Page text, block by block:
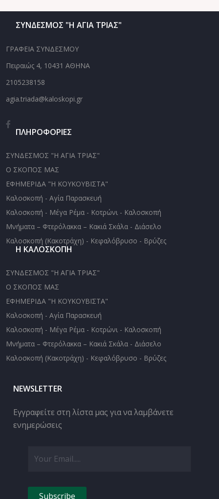
ΣΥΝΔΕΣΜΟΣ "Η ΑΓΙΑ ΤΡΙΑΣ"
ΓΡΑΦΕΙΑ ΣΥΝΔΕΣΜΟΥ
Πειραιώς 4, 10431 ΑΘΗΝΑ
2105238158
agia.triada@kaloskopi.gr
ΠΛΗΡΟΦΟΡΙΕΣ
ΣΥΝΔΕΣΜΟΣ "Η ΑΓΙΑ ΤΡΙΑΣ"
Ο ΣΚΟΠΟΣ ΜΑΣ
ΕΦΗΜΕΡΙΔΑ "Η ΚΟΥΚΟΥΒΙΣΤΑ"
Καλοσκοπή - Αγία Παρασκευή
Καλοσκοπή - Μέγα Ρέμα - Κοτρώνι - Καλοσκοπή
Μνήματα – Φτερόλακκα – Κακιά Σκάλα - Διάσελο
Καλοσκοπή (Κακοτράχη) - Κεφαλόβρυσο - Βρύζες
Η ΚΑΛΟΣΚΟΠΗ
ΣΥΝΔΕΣΜΟΣ "Η ΑΓΙΑ ΤΡΙΑΣ"
Ο ΣΚΟΠΟΣ ΜΑΣ
ΕΦΗΜΕΡΙΔΑ "Η ΚΟΥΚΟΥΒΙΣΤΑ"
Καλοσκοπή - Αγία Παρασκευή
Καλοσκοπή - Μέγα Ρέμα - Κοτρώνι - Καλοσκοπή
Μνήματα – Φτερόλακκα – Κακιά Σκάλα - Διάσελο
Καλοσκοπή (Κακοτράχη) - Κεφαλόβρυσο - Βρύζες
NEWSLETTER
Εγγραφείτε στη λίστα μας για να λαμβάνετε
ενημερώσεις
Subscribe